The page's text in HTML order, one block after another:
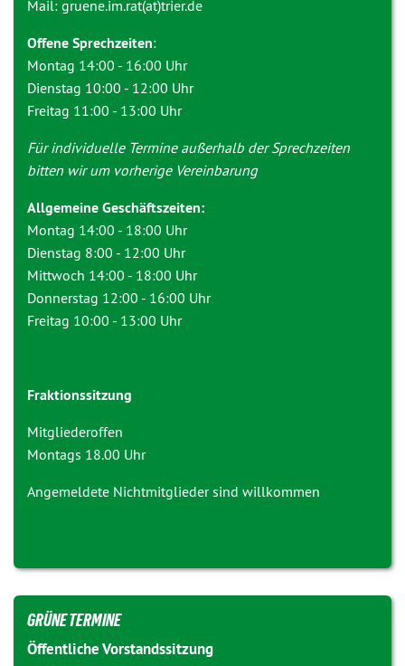
Mail: gruene.im.rat(at)trier.de
Offene Sprechzeiten:
Montag 14:00 - 16:00 Uhr
Dienstag 10:00 - 12:00 Uhr
Freitag 11:00 - 13:00 Uhr
Für individuelle Termine außerhalb der Sprechzeiten
bitten wir um vorherige Vereinbarung
Allgemeine Geschäftszeiten:
Montag 14:00 - 18:00 Uhr
Dienstag 8:00 - 12:00 Uhr
Mittwoch 14:00 - 18:00 Uhr
Donnerstag 12:00 - 16:00 Uhr
Freitag 10:00 - 13:00 Uhr
Fraktionssitzung
Mitgliederoffen
Montags 18.00 Uhr
Angemeldete Nichtmitglieder sind willkommen
GRÜNE TERMINE
Öffentliche Vorstandssitzung